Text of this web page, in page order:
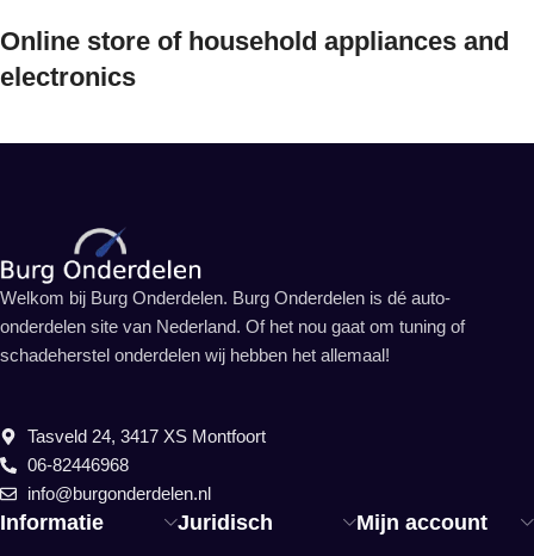
Online store of household appliances and
electronics
Informatie Juridisch Mijn account
Welkom bij Burg Onderdelen. Burg Onderdelen is dé auto-
onderdelen site van Nederland. Of het nou gaat om tuning of
schadeherstel onderdelen wij hebben het allemaal!
Tasveld 24, 3417 XS Montfoort
06-82446968
info@burgonderdelen.nl